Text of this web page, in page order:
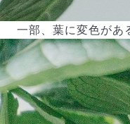
一部、葉に変色があ